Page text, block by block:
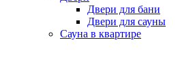
Двери для бани
Двери для сауны
Сауна в квартире